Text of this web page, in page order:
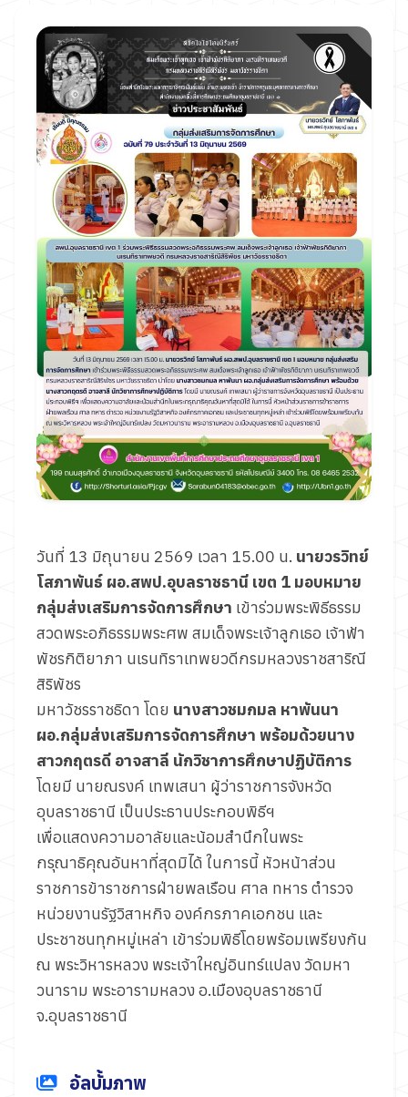
วันที่ 13 มิถุนายน 2569 เวลา 15.00 น. นายวรวิทย์
โสภาพันธ์ ผอ.สพป.อุบลราชธานี เขต 1 มอบหมาย
กลุ่มส่งเสริมการจัดการศึกษา เข้าร่วมพระพิธีธรรม
สวดพระอภิธรรมพระศพ สมเด็จพระเจ้าลูกเธอ เจ้าฟ้า
พัชรกิติยาภา นเรนทิราเทพยวดีกรมหลวงราชสาริณี
สิริพัชร
มหาวัชรราชธิดา โดย นางสาวชมกมล หาพันนา
ผอ.กลุ่มส่งเสริมการจัดการศึกษา พร้อมด้วยนาง
สาวกฤตรดี อาจสาลี นักวิชาการศึกษาปฏิบัติการ
โดยมี นายณรงค์ เทพเสนา ผู้ว่าราชการจังหวัด
อุบลราชธานี เป็นประธานประกอบพิธีฯ
เพื่อแสดงความอาลัยและน้อมสำนึกในพระ
กรุณาธิคุณอันหาที่สุดมิได้ ในการนี้ หัวหน้าส่วน
ราชการข้าราชการฝ่ายพลเรือน ศาล ทหาร ตำรวจ
หน่วยงานรัฐวิสาหกิจ องค์กรภาคเอกชน และ
ประชาชนทุกหมู่เหล่า เข้าร่วมพิธีโดยพร้อมเพรียงกัน
ณ พระวิหารหลวง พระเจ้าใหญ่อินทร์แปลง วัดมหา
วนาราม พระอารามหลวง อ.เมืองอุบลราชธานี
จ.อุบลราชธานี
อัลบั้มภาพ